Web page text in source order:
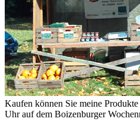
Kaufen können Sie meine
Uhr auf dem Boizenburger